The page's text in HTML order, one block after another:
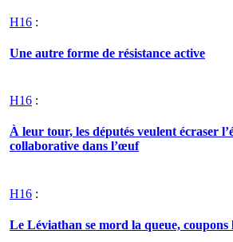
H16 :
Une autre forme de résistance active
H16 :
À leur tour, les députés veulent écraser
collaborative dans l’œuf
H16 :
Le Léviathan se mord la queue, coupons